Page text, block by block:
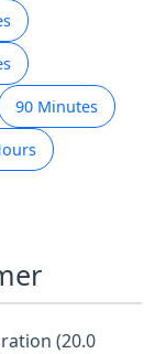
90 Minutes
(20.0